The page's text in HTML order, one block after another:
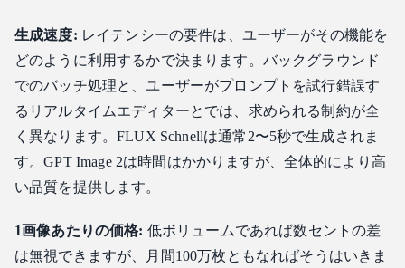
生成速度: レイテンシーの要件は、ユーザーがその機能を
どのように利用するかで決まります。バックグラウンド
でのバッチ処理と、ユーザーがプロンプトを試行錯誤す
るリアルタイムエディターとでは、求められる制約が全
く異なります。FLUX Schnellは通常2〜5秒で生成されま
す。GPT Image 2は時間はかかりますが、全体的により高
い品質を提供します。
1画像あたりの価格: 低ボリュームであれば数セントの差
は無視できますが、月間100万枚ともなればそうはいきま